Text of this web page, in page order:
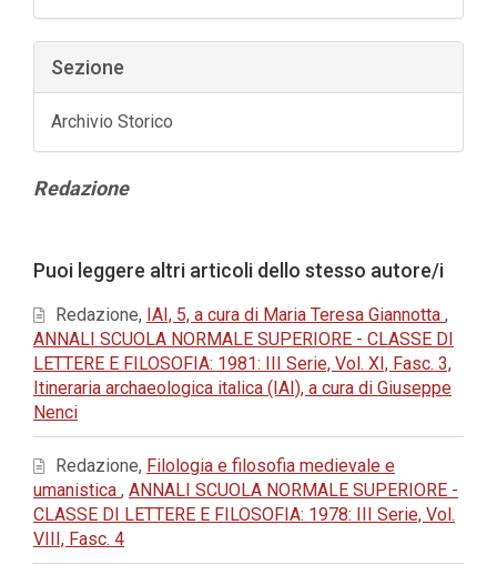
Sezione
Archivio Storico
Contenuto
Redazione
dell'articolo
Puoi leggere altri articoli dello stesso autore/i
Redazione, IAI, 5, a cura di Maria Teresa Giannotta ,
ANNALI SCUOLA NORMALE SUPERIORE - CLASSE DI
LETTERE E FILOSOFIA: 1981: III Serie, Vol. XI, Fasc. 3,
Itineraria archaeologica italica (IAI), a cura di Giuseppe
Nenci
Redazione, Filologia e filosofia medievale e
umanistica , ANNALI SCUOLA NORMALE SUPERIORE -
CLASSE DI LETTERE E FILOSOFIA: 1978: III Serie, Vol.
VIII, Fasc. 4